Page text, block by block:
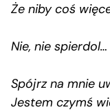
Że niby coś
Nie, nie spierdol…
Spójrz na mnie
Jestem czymś